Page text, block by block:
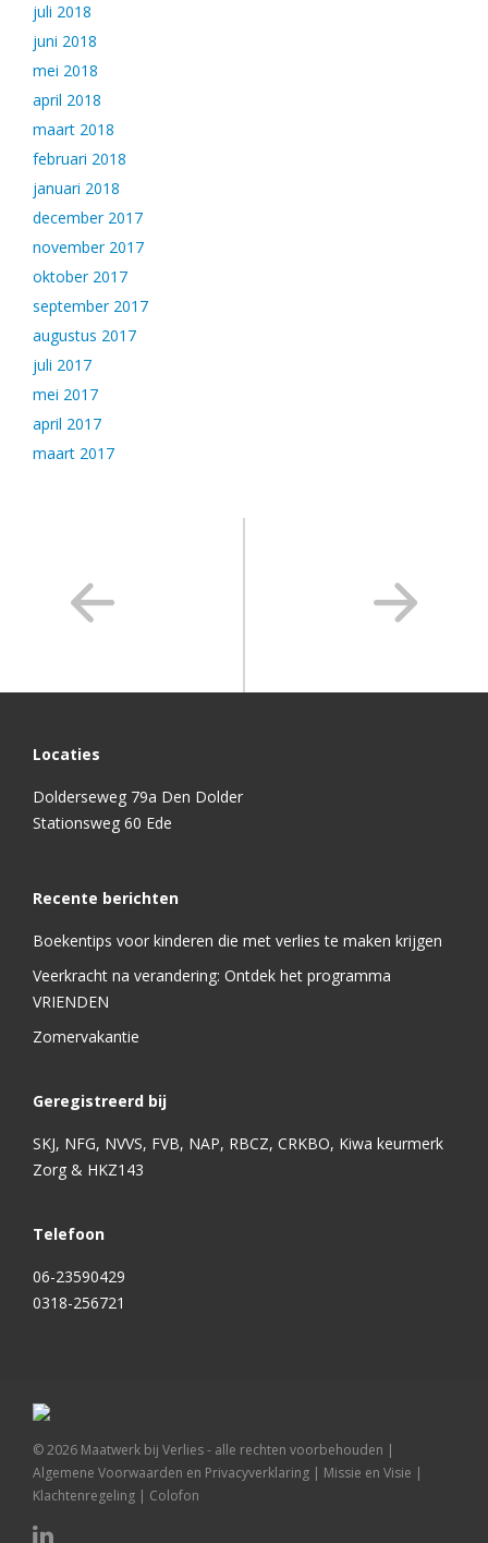
juli 2018
juni 2018
mei 2018
april 2018
maart 2018
februari 2018
januari 2018
december 2017
november 2017
oktober 2017
september 2017
augustus 2017
juli 2017
mei 2017
april 2017
maart 2017
Locaties
Dolderseweg 79a Den Dolder
Stationsweg 60 Ede
Recente berichten
Boekentips voor kinderen die met verlies te maken krijgen
Veerkracht na verandering: Ontdek het programma
VRIENDEN
Zomervakantie
Geregistreerd bij
SKJ, NFG, NVVS, FVB, NAP, RBCZ, CRKBO, Kiwa keurmerk
Zorg & HKZ143
Telefoon
06-23590429
0318-256721
©2026 Maatwerk bij Verlies - alle rechten voorbehouden |
Algemene Voorwaarden en Privacyverklaring | Missie en Visie |
Klachtenregeling | Colofon